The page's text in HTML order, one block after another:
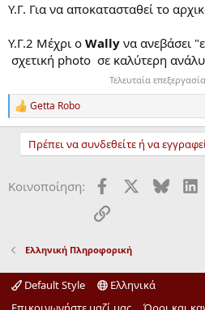
Υ.Γ. Για να αποκατασταθεί το
Y.Γ.2 Μέχρι ο Wally να ανεβάσει
σχετική photo σε καλύτερη
Τελευταία
R
e
o
Getta Robo
Πρέπει να συνδεθείτε ή να
Κοινοποίηση: Facebook Bluesky
Σύνδεσμος
Ελληνική Πληροφορική
Default Style
Ελληνικά